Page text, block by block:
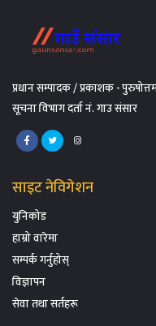
प्रधान सम्पादक / प्रकाशक -
सूचना विभाग दर्ता नं. गाउ संसार
साइट नेविगेशन
युनिकोड
हाम्रो वारेमा
सम्पर्क गर्नुहोस्
विज्ञापन
सेवा तथा सर्तहरू